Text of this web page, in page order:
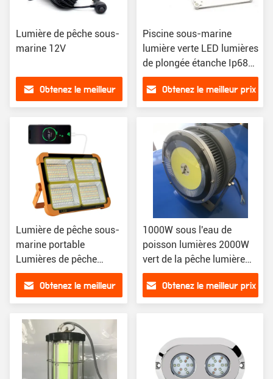
Lumière de pêche sous-
marine 12V
Obtenez le meilleur
Piscine sous-marine
lumière verte LED lumières
de plongée étanche Ip68
LED lumières de pêche
Obtenez le meilleur prix
Lumière de pêche sous-
marine portable
Lumières de pêche
solaires rechargeables
Obtenez le meilleur
1000W sous l'eau de
poisson lumières 2000W
vert de la pêche lumière
sous-marine bateau pêche
Obtenez le meilleur prix